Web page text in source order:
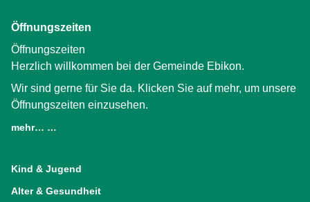
Öffnungszeiten
Öffnungszeiten
Herzlich willkommen bei der Gemeinde Ebikon.
Wir sind gerne für Sie da. Klicken Sie auf mehr, um unsere
Öffnungszeiten einzusehen.
mehr… …
Kind & Jugend
Alter & Gesundheit